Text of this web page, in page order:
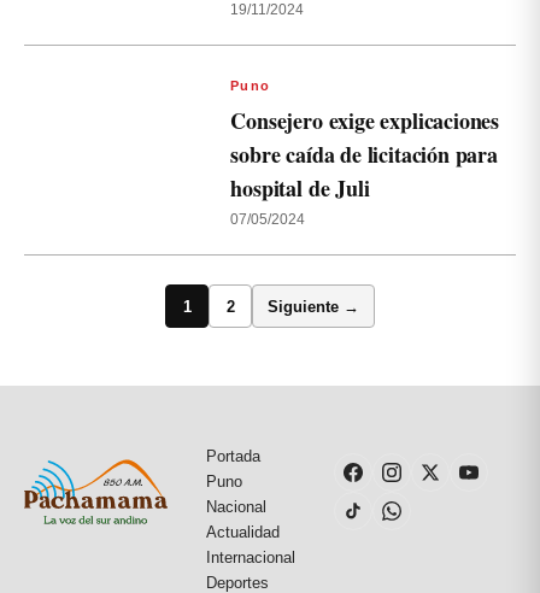
19/11/2024
Puno
Consejero exige explicaciones
sobre caída de licitación para
hospital de Juli
07/05/2024
1 2 Siguiente →
Portada
Puno
Nacional
Actualidad
Internacional
Deportes